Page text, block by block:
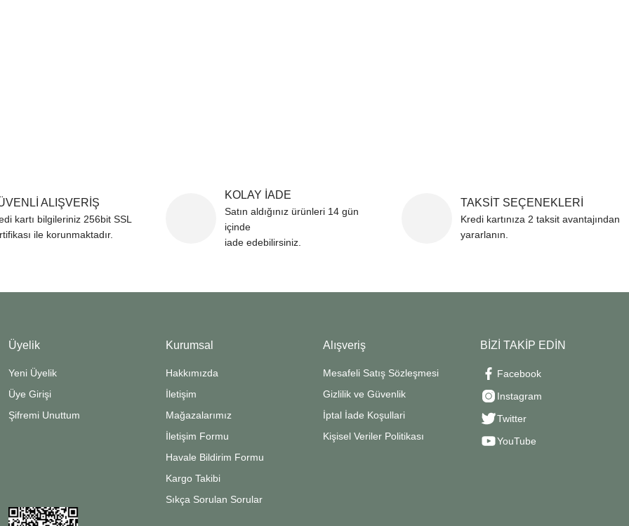
ALIŞVERİŞ
kartı bilgileriniz 256bit SSL
ile korunmaktadır.
KOLAY İADE
Satın aldığınız ürünleri 14 gün
içinde
iade edebilirsiniz.
TAKSİT SEÇENEKLERİ
Kredi kartınıza 2 taksit avantajından
yararlanın.
Üyelik
Yeni Üyelik
Üye Girişi
Şifremi Unuttum
Kurumsal
Hakkımızda
İletişim
Mağazalarımız
İletişim Formu
Havale Bildirim Formu
Kargo Takibi
Sıkça Sorulan Sorular
Alışveriş
Mesafeli Satış Sözleşmesi
Gizlilik ve Güvenlik
İptal İade Koşullari
Kişisel Veriler Politikası
BİZİ TAKİP EDİN
Facebook
Instagram
Twitter
YouTube